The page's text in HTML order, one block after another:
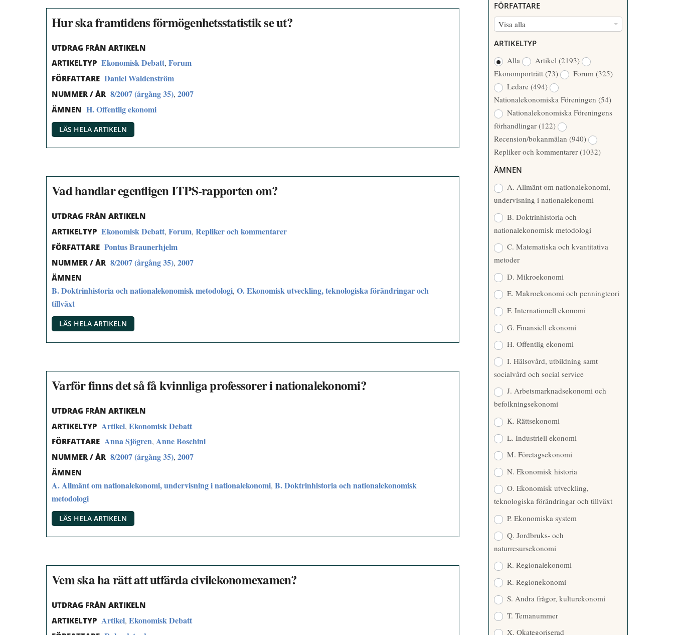
Hur ska framtidens förmögenhetsstatistik se ut?
UTDRAG FRÅN ARTIKELN
ARTIKELTYP Ekonomisk Debatt, Forum
FÖRFATTARE Daniel Waldenström
NUMMER / ÅR 8/2007 (årgång 35), 2007
ÄMNEN H. Offentlig ekonomi
LÄS HELA ARTIKELN
Vad handlar egentligen ITPS-rapporten om?
UTDRAG FRÅN ARTIKELN
ARTIKELTYP Ekonomisk Debatt, Forum, Repliker och kommentarer
FÖRFATTARE Pontus Braunerhjelm
NUMMER / ÅR 8/2007 (årgång 35), 2007
ÄMNEN
B. Doktrinhistoria och nationalekonomisk metodologi, O. Ekonomisk utveckling, teknologiska förändringar och
tillväxt
LÄS HELA ARTIKELN
Varför finns det så få kvinnliga professorer i nationalekonomi?
UTDRAG FRÅN ARTIKELN
ARTIKELTYP Artikel, Ekonomisk Debatt
FÖRFATTARE Anna Sjögren, Anne Boschini
NUMMER / ÅR 8/2007 (årgång 35), 2007
ÄMNEN
A. Allmänt om nationalekonomi, undervisning i nationalekonomi, B. Doktrinhistoria och nationalekonomisk
metodologi
LÄS HELA ARTIKELN
Vem ska ha rätt att utfärda civilekonomexamen?
UTDRAG FRÅN ARTIKELN
ARTIKELTYP Artikel, Ekonomisk Debatt
M
M
/
Å
R
FÖRFATTARE
Visa alla
R
F
A
T
T
A
R
E
ARTIKELTYP
Alla
Artikel (2193)
Ekonomporträtt (73) Forum (325)
Ledare (494)
Nationalekonomiska Föreningen (54)
Nationalekonomiska Föreningens
förhandlingar (122)
Recension/bokanmälan (940)
Repliker och kommentarer (1032)
ÄMNEN
A. Allmänt om nationalekonomi,
undervisning i nationalekonomi
B. Doktrinhistoria och
nationalekonomisk metodologi
C. Matematiska och kvantitativa
metoder
D. Mikroekonomi
E. Makroekonomi och penningteori
F. Internationell ekonomi
G. Finansiell ekonomi
H. Offentlig ekonomi
I. Hälsovård, utbildning samt
socialvård och social service
J. Arbetsmarknadsekonomi och
befolkningsekonomi
K. Rättsekonomi
L. Industriell ekonomi
M. Företagsekonomi
N. Ekonomisk historia
O. Ekonomisk utveckling,
teknologiska förändringar och tillväxt
P. Ekonomiska system
Q. Jordbruks- och
naturresursekonomi
R. Regionalekonomi
R. Regionekonomi
S. Andra frågor, kulturekonomi
T. Temanummer
X. Okategoriserad